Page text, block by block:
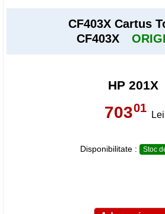
CF403X Cartus
CF403X
HP 201X
70301
Lei
Disponibilitate : Stoc